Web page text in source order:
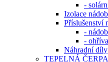
-
Izolace nádob
Příslušenství
-
-
Náhradní díly
TEPELNÁ